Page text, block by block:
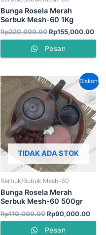
Bunga Rosela Merah
Serbuk Mesh-60 1Kg
Rp220,000.00Rp155,000.00
Pesan
Diskon!
TIDAK ADA STOK
Serbuk/Bubuk Mesh-60
Bunga Rosela Merah
Serbuk Mesh-60 500gr
Rp110,000.00
Harga
aslinya
adalah:
Rp110,000.00.
Rp90,000.00
saat
ini
Pesan